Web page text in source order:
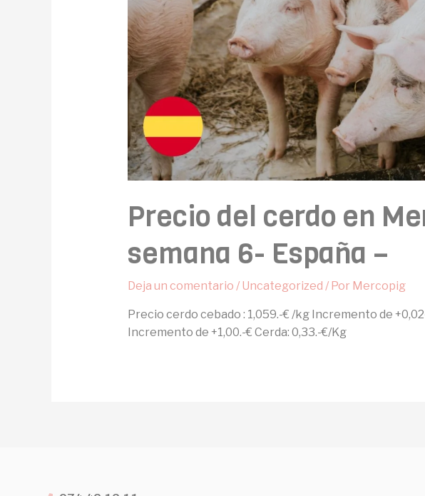
Precio del cerdo en
semana 6- España –
Deja un comentario / Uncategorized / Por Mercopig
Precio cerdo cebado : 1,059.-€ /kg Incremento de
Incremento de +1,00.-€ Cerda: 0,33.-€/Kg